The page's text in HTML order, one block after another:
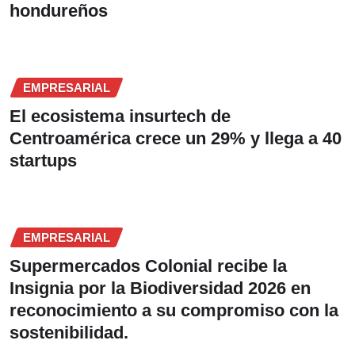
hondureños
EMPRESARIAL
El ecosistema insurtech de
Centroamérica crece un 29% y llega a 40
startups
EMPRESARIAL
Supermercados Colonial recibe la
Insignia por la Biodiversidad 2026 en
reconocimiento a su compromiso con la
sostenibilidad.